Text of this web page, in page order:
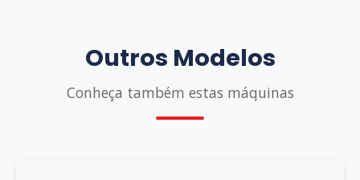
Outros Modelos
Conheça também estas máquinas